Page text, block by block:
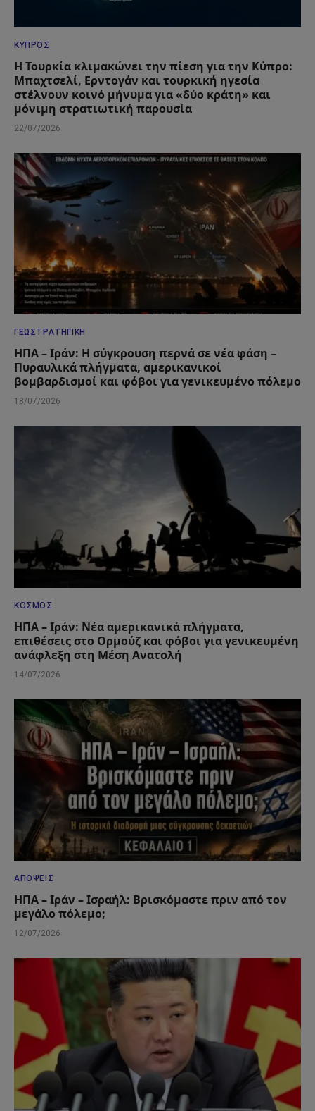
ΚΎΠΡΟΣ
Η Τουρκία κλιμακώνει την πίεση για την Κύπρο:
Μπαχτσελί, Ερντογάν και τουρκική ηγεσία
στέλνουν κοινό μήνυμα για «δύο κράτη» και
μόνιμη στρατιωτική παρουσία
22/07/2026
ΓΕΩΣΤΡΑΤΗΓΙΚΉ
ΗΠΑ – Ιράν: Η σύγκρουση περνά σε νέα φάση –
Πυραυλικά πλήγματα, αμερικανικοί
βομβαρδισμοί και φόβοι για γενικευμένο πόλεμο
18/07/2026
ΚΌΣΜΟΣ
ΗΠΑ – Ιράν: Νέα αμερικανικά πλήγματα,
επιθέσεις στο Ορμούζ και φόβοι για γενικευμένη
ανάφλεξη στη Μέση Ανατολή
14/07/2026
ΑΠΌΨΕΙΣ
ΗΠΑ – Ιράν – Ισραήλ: Βρισκόμαστε πριν από τον
μεγάλο πόλεμο;
12/07/2026